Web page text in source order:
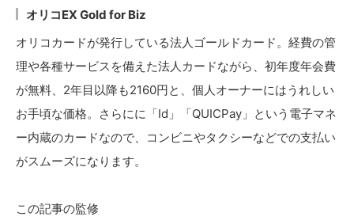
オリコEX Gold for Biz
オリコカードが発行している法人ゴールドカード。経費の管
理や各種サービスを備えた法人カードながら、初年度年会費
が無料、2年目以降も2160円と、個人オーナーにはうれしい
お手頃な価格。さらにに「Id」「QUICPay」という電子マネ
ー内蔵のカードなので、コンビニやタクシーなどでの支払い
がスムーズになります。
この記事の監修